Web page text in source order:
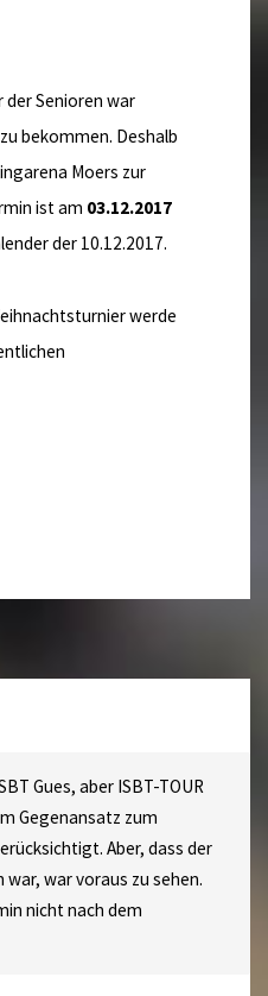
der Senioren war
bekommen. Deshalb
Moers zur
ist am 03.12.2017
der 10.12.2017.
werde
Gues, aber ISBT-TOUR
Gegenansatz zum
Aber, dass der
war voraus zu sehen.
nicht nach dem